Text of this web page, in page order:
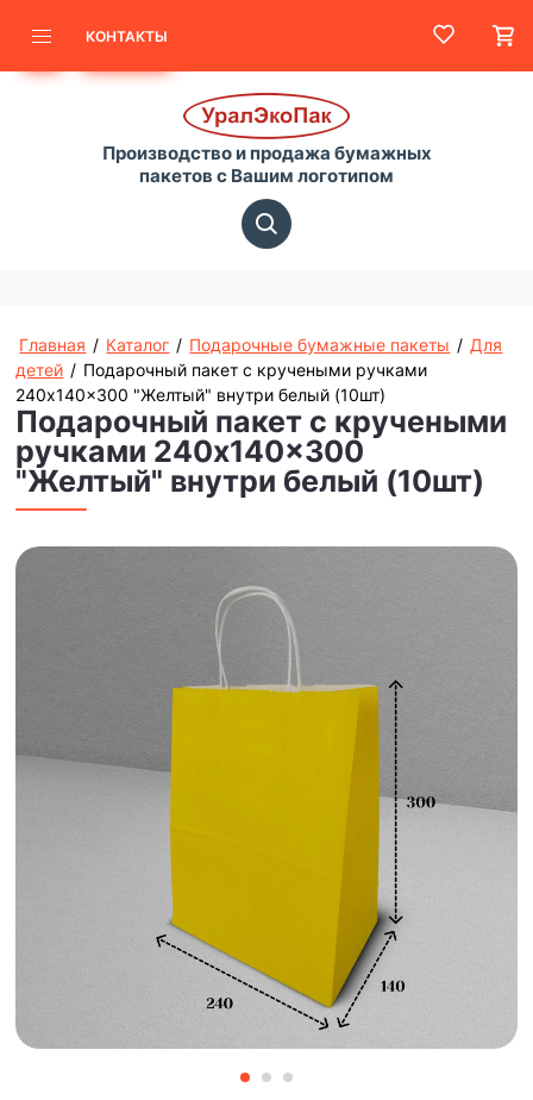
КОНТАКТЫ
Производство и продажа бумажных
пакетов с Вашим логотипом
Главная / Каталог / Подарочные бумажные пакеты / Для
детей / Подарочный пакет с кручеными ручками
240x140x300 "Желтый" внутри белый (10шт)
Подарочный пакет с кручеными
ручками 240x140x300
"Желтый" внутри белый (10шт)